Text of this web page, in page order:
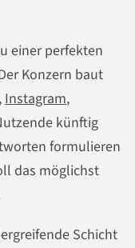
einer perfekten
Konzern baut
Instagram,
künftig
formulieren
das möglichst
Schicht